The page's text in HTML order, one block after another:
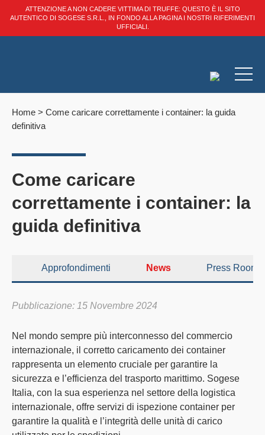
ATTENZIONE A NON CADERE VITTIMA DI TRUFFE: QUESTO È IL SITO
AUTENTICO DI SOGESE S.R.L., IN FONDO ALLA PAGINA I NOSTRI RIFERIMENTI
UFFICIALI.
Home > Come caricare correttamente i container: la guida
definitiva
Come caricare
correttamente i container: la
guida definitiva
Approfondimenti News Press Room
Pubblicazione: 15 Novembre 2024
Nel mondo sempre più interconnesso del commercio
internazionale, il corretto caricamento dei container
rappresenta un elemento cruciale per garantire la
sicurezza e l’efficienza del trasporto marittimo. Sogese
Italia, con la sua esperienza nel settore della logistica
internazionale, offre servizi di ispezione container per
garantire la qualità e l’integrità delle unità di carico